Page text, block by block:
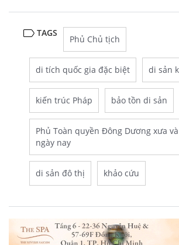
TAGS
Phủ Chủ tịch
di tích quốc gia đặc biệt di sản
kiến trúc Pháp bảo tồn di sản
Phủ Toàn quyền Đông Dương xưa
ngày nay
di sản đô thị khảo cứu